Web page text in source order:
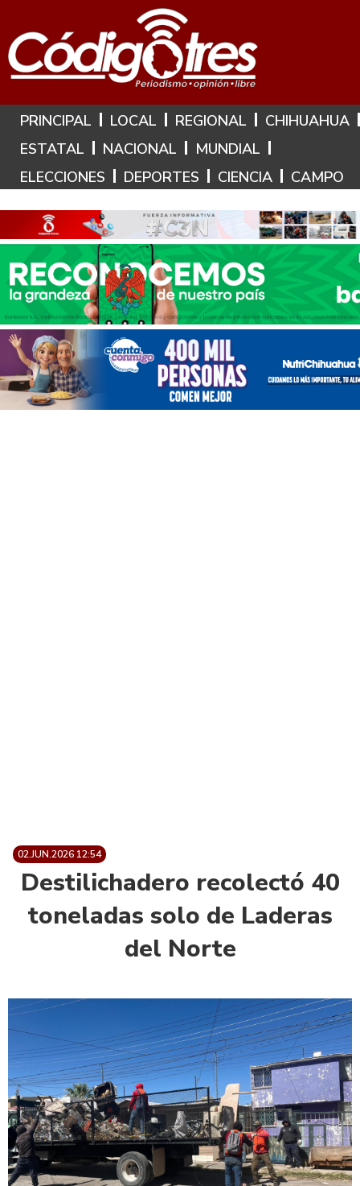
Hoy es: 8 de Agosto de 2026
PRINCIPAL LOCAL REGIONAL
CHIHUAHUA
ESTATAL
NACIONAL
MUNDIAL
ELECCIONES
DEPORTES CIENCIA CAMPO
02.JUN.2026 12:54
Destilichadero recolectó 40
toneladas solo de Laderas
del Norte